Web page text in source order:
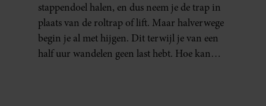
stappendoel halen, en dus neem je de trap in
plaats van de roltrap of lift. Maar halverwege
begin je al met hijgen. Dit terwijl je van een
half uur wandelen geen last hebt. Hoe kan